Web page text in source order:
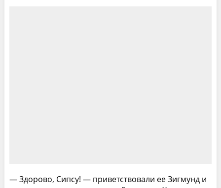
— Здорово, Сипсу! — приветствовали ее Зигмунд и